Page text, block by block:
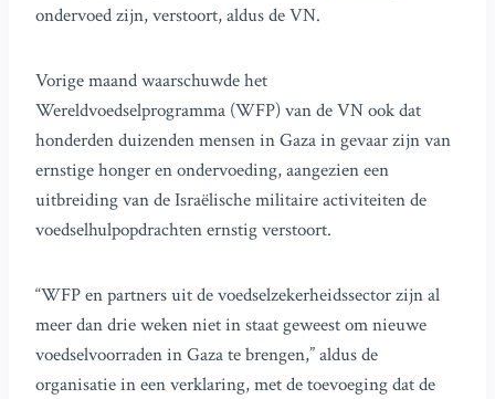
ondervoed zijn, verstoort, aldus de VN.
Vorige maand waarschuwde het
Wereldvoedselprogramma (WFP) van de VN ook dat
honderden duizenden mensen in Gaza in gevaar zijn van
ernstige honger en ondervoeding, aangezien een
uitbreiding van de Israëlische militaire activiteiten de
voedselhulpopdrachten ernstig verstoort.
“WFP en partners uit de voedselzekerheidssector zijn al
meer dan drie weken niet in staat geweest om nieuwe
voedselvoorraden in Gaza te brengen,” aldus de
organisatie in een verklaring, met de toevoeging dat de